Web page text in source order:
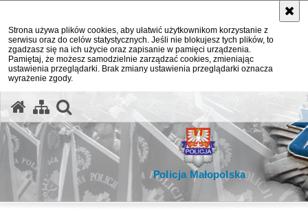
Strona używa plików cookies, aby ułatwić użytkownikom korzystanie z
serwisu oraz do celów statystycznych. Jeśli nie blokujesz tych plików, to
zgadzasz się na ich użycie oraz zapisanie w pamięci urządzenia.
Pamiętaj, że możesz samodzielnie zarządzać cookies, zmieniając
ustawienia przeglądarki. Brak zmiany ustawienia przeglądarki oznacza
wyrażenie zgody.
Policja Małopolska